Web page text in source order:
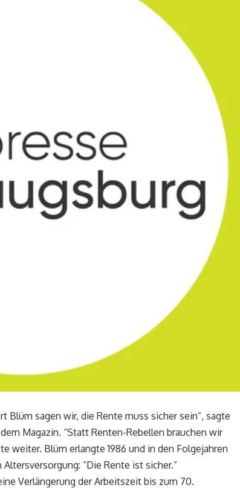
Blüm sagen wir, die Rente muss sicher sein”, sagte
Magazin. “Statt Renten-Rebellen brauchen wir
weiter. Blüm erlangte 1986 und in den Folgejahren
“Die Rente ist sicher.”
Verlängerung der Arbeitszeit bis zum 70.